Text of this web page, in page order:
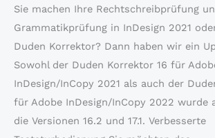
erschienen
Sie machen Ihre Rechtschreibprüfung
Grammatikprüfung in InDesign 2021
Duden Korrektor? Dann haben wir ein
Sowohl der Duden Korrektor 16 für
InDesign/InCopy 2021 als auch der
für Adobe InDesign/InCopy 2022 wurde
die Versionen 16.2 und 17.1. Verbesserte